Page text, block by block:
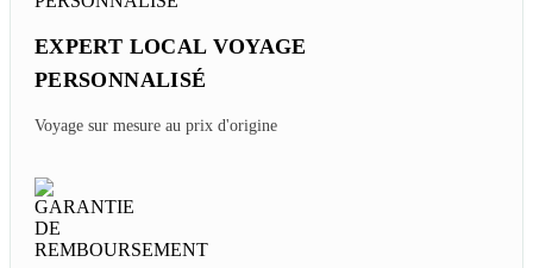
EXPERT LOCAL VOYAGE
PERSONNALISÉ
Voyage sur mesure au prix d'origine